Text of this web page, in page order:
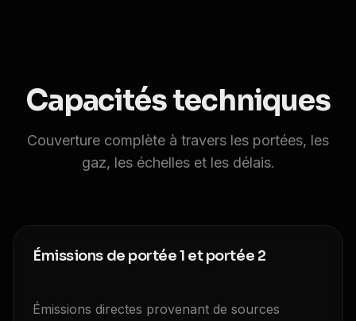
Capacités techniques
Couverture complète à travers les portées, les
gaz, les échelles et les délais.
Émissions de portée 1 et portée 2
Émissions directes provenant de sources